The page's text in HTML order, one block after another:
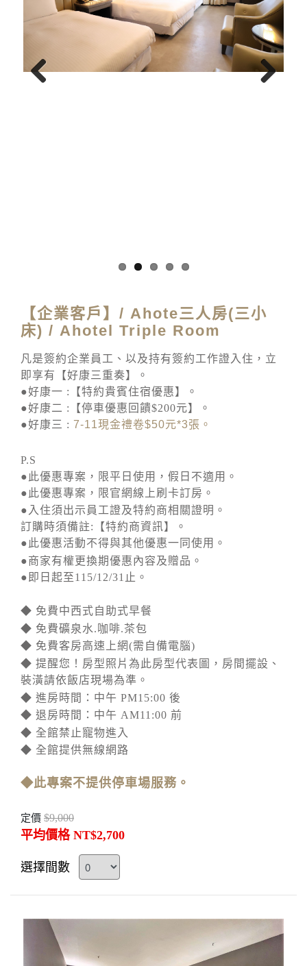
【企業客戶】/ Ahote三人房(三小
床) / Ahotel Triple Room
凡是簽約企業員工、以及持有簽約工作證入住，立
即享有【好康三重奏】。
●好康一 :【特約貴賓住宿優惠】。
●好康二 :【停車優惠回饋$200元】。
●好康三 : 7-11現金禮卷$50元*3張。
P.S
●此優惠專案，限平日使用，假日不適用。
●此優惠專案，限官網線上刷卡訂房。
●入住須出示員工證及特約商相關證明。
訂購時須備註:【特約商資訊】。
●此優惠活動不得與其他優惠一同使用。
●商家有權更換期優惠內容及贈品。
●即日起至115/12/31止。
◆ 免費中西式自助式早餐
◆ 免費礦泉水.咖啡.茶包
◆ 免費客房高速上網(需自備電腦)
◆ 提醒您！房型照片為此房型代表圖，房間擺設、
裝潢請依飯店現場為準。
◆ 進房時間：中午 PM15:00 後
◆ 退房時間：中午 AM11:00 前
◆ 全館禁止寵物進入
◆ 全館提供無線網路
◆此專案不提供停車場服務。
定價 $9,000
平均價格 NT$2,700
選擇間數